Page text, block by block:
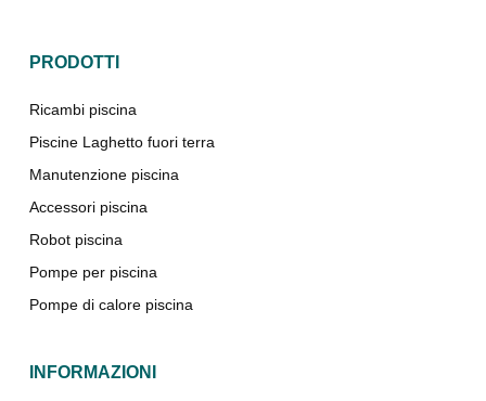
PRODOTTI
Ricambi piscina
Piscine Laghetto fuori terra
Manutenzione piscina
Accessori piscina
Robot piscina
Pompe per piscina
Pompe di calore piscina
INFORMAZIONI